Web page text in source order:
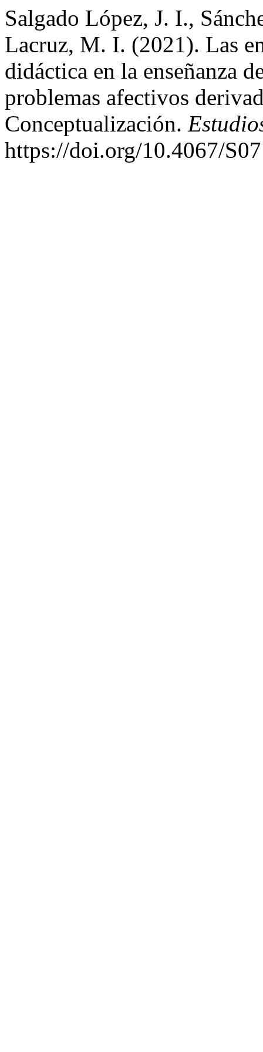
Salgado López, J. I.,
Lacruz, M. I. (2021). Las
didáctica en la enseñanza
problemas afectivos
Conceptualización.
https://doi.org/10.4067/